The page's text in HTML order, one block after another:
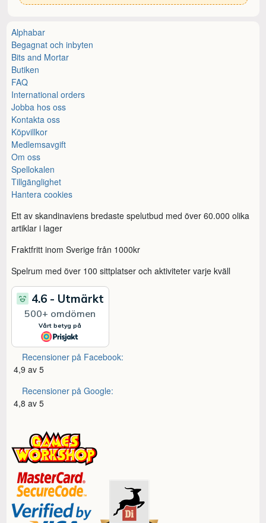
Alphabar
Begagnat och inbyten
Bits and Mortar
Butiken
FAQ
International orders
Jobba hos oss
Kontakta oss
Köpvillkor
Medlemsavgift
Om oss
Spellokalen
Tillgänglighet
Hantera cookies
Ett av skandinaviens bredaste spelutbud med över 60.000 olika
artiklar i lager
Fraktfritt inom Sverige från 1000kr
Spelrum med över 100 sittplatser och aktiviteter varje kväll
Recensioner på Facebook:
4,9 av 5
Recensioner på Google:
4,8 av 5